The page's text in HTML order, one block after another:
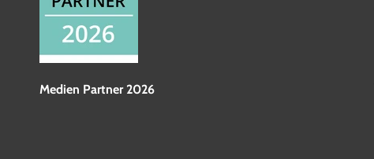
Medien Partner 2026